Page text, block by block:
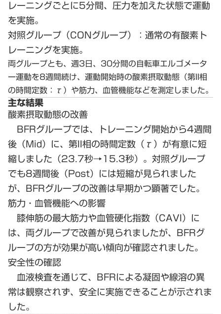
レーニングごとに5分間、圧力を加えた状態で運動
を実施。
対照グループ（CONグループ） ：通常の有酸素ト
レーニングを実施。
両グループとも、週3日、30分間の自転車エルゴメータ
ー運動を8週間続け、運動開始時の酸素摂取動態（第II相
の時間定数：τ）や筋力、血管機能などを測定しました。
主な結果
酸素摂取動態の改善
BFRグループでは、トレーニング開始から4週間
後（Mid）に、第II相の時間定数（τ）が有意に短
縮しました（23.7秒→15.3秒）。対照グループ
でも8週間後（Post）には短縮が見られました
が、BFRグループの改善は早期かつ顕著でした。
筋力・血管機能への影響
膝伸筋の最大筋力や血管硬化指数（CAVI）に
は、両グループで改善が見られましたが、BFRグ
ループの方が効果が高い傾向が確認されました。
安全性の確認
血液検査を通じて、BFRによる凝固や線溶の異
常は観察されず、安全に実施できることが示されま
した。